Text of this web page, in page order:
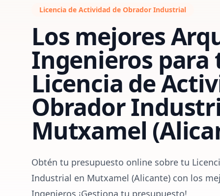
Licencia de Actividad de Obrador Industrial
Los mejores
Ingenieros para
Licencia de
Obrador
Mutxamel
Obtén tu presupuesto online sobre tu
Industrial en Mutxamel (Alicante) con los
Ingenieros ¡Gestiona tu presupuesto!